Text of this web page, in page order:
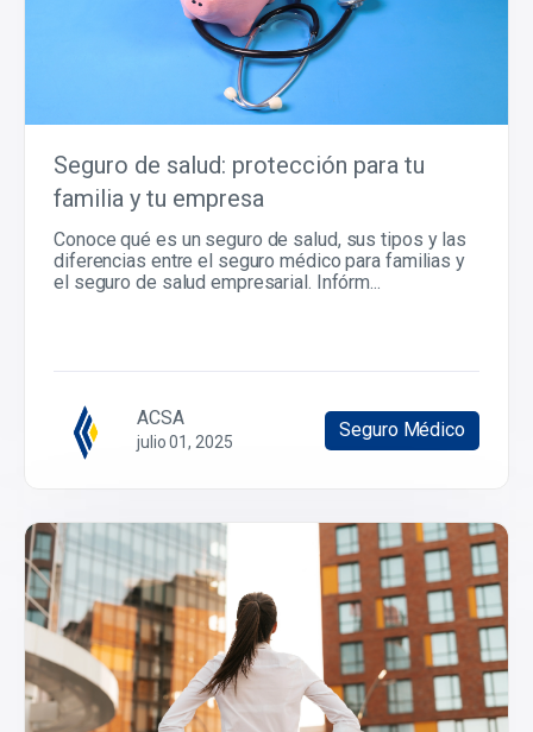
Seguro de salud: protección para tu
familia y tu empresa
Conoce qué es un seguro de salud, sus tipos y las
diferencias entre el seguro médico para familias y
el seguro de salud empresarial. Infórm...
ACSA
julio 01, 2025
Seguro Médico